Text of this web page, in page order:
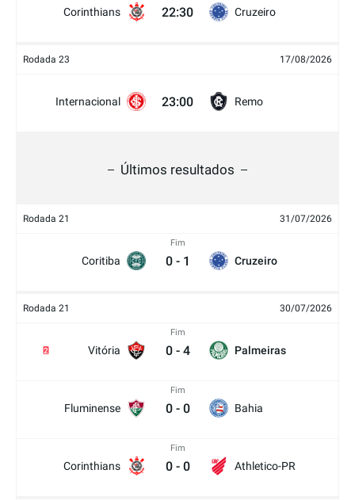
Corinthians 22:30 Cruzeiro
Rodada 23 17/08/2026
Internacional 23:00 Remo
Últimos resultados
Rodada 21 31/07/2026
Coritiba
Fim
0 - 1 Cruzeiro
Rodada 21 30/07/2026
Vitória
2
Fim
0 - 4 Palmeiras
Fluminense
Fim
0 - 0 Bahia
Corinthians
Fim
0 - 0 Athletico-PR